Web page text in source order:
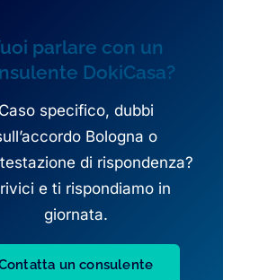
parlare con un
DokiCasa?
Caso specifico, dubbi
Bologna o
di rispondenza?
e ti rispondiamo in
giornata.
un consulente